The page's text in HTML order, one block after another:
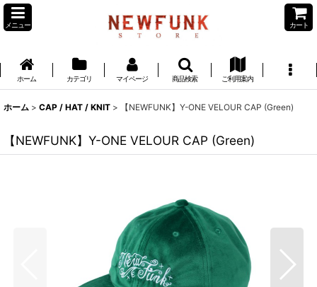
メニュー カート
ホーム カテゴリ マイページ 商品検索 ご利用案内
ホーム > CAP / HAT / KNIT > 【NEWFUNK】Y-ONE VELOUR CAP (Green)
【NEWFUNK】Y-ONE VELOUR CAP (Green)